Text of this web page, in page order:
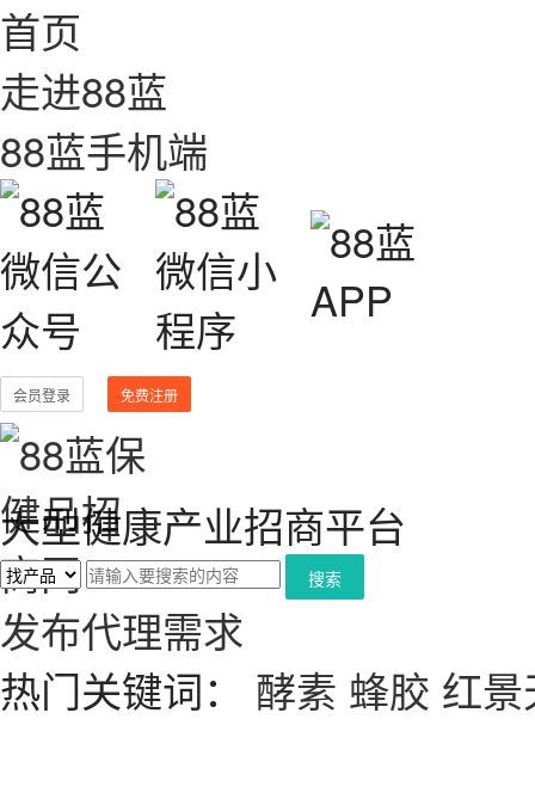
首页
走进88蓝
88蓝手机端
会员登录 免费注册
大型健康产业招商平台
搜索
发布代理需求
热门关键词： 酵素 蜂胶 红景